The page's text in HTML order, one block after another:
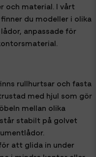
och material. I vårt
du modeller i olika
anpassade för
rullhurtsar och fasta
med hjul som gör
mellan olika
stabilt på golvet
att glida in under